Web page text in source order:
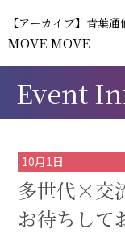
【アーカイブ】青葉
MOVE MOVE
Event
10月1日
多世代×交
お待ちして